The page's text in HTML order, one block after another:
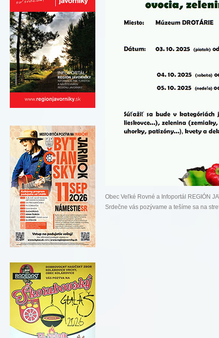
Obec Veľké Rovné a Infoportál REGIÓN
Srdečne vás pozývame a tešíme sa na